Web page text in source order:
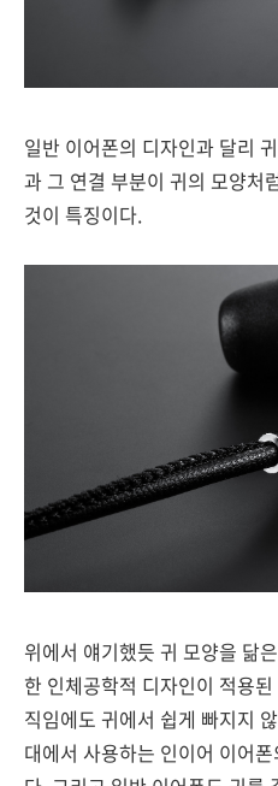
일반 이어폰의 디자인과 달리
과 그 연결 부분이 귀의 모양처
것이 특징이다.
위에서 얘기했듯 귀 모양을 닮
한 인체공학적 디자인이 적용
직임에도 귀에서 쉽게 빠지지
대에서 사용하는 인이어 이어